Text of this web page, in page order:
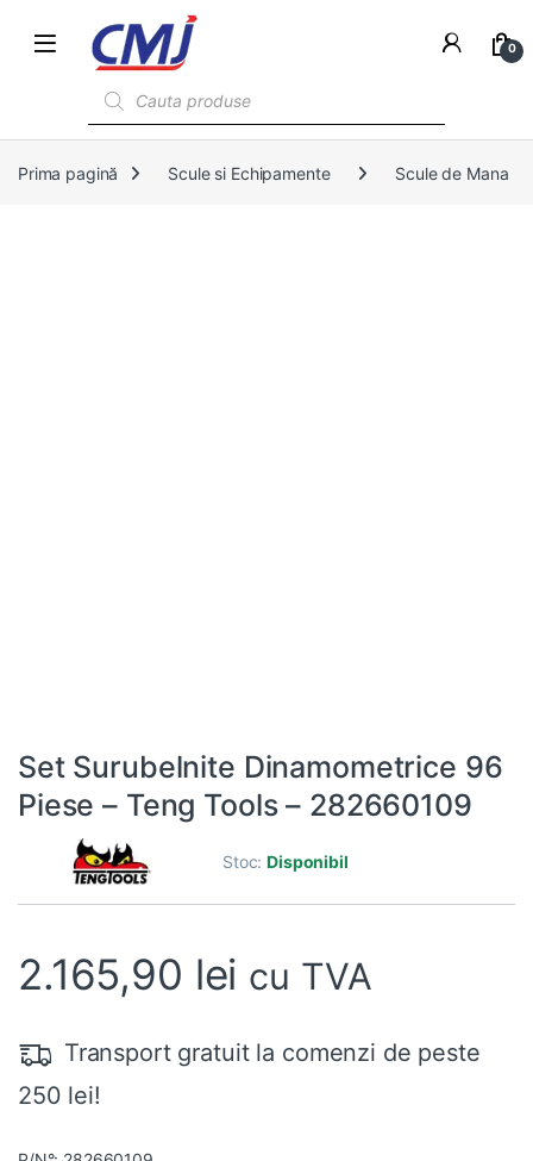
0
Prima pagină Scule si Echipamente Scule de Mana
Set Surubelnite Dinamometrice 96
Piese – Teng Tools – 282660109
Stoc:Disponibil
2.165,90 lei cu TVA
Transport gratuit la comenzi de peste
250 lei!